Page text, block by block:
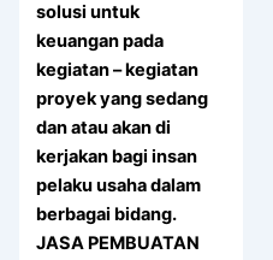
solusi untuk
keuangan pada
kegiatan – kegiatan
proyek yang sedang
dan atau akan di
kerjakan bagi insan
pelaku usaha dalam
berbagai bidang.
JASA PEMBUATAN